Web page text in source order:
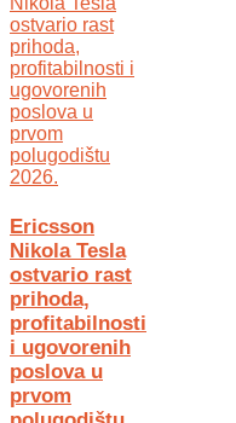
Ericsson
Nikola Tesla
ostvario rast
prihoda,
profitabilnosti
i ugovorenih
poslova u
prvom